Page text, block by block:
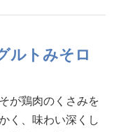
ルトみそロ
が鶏肉のくさみを
く、味わい深くし